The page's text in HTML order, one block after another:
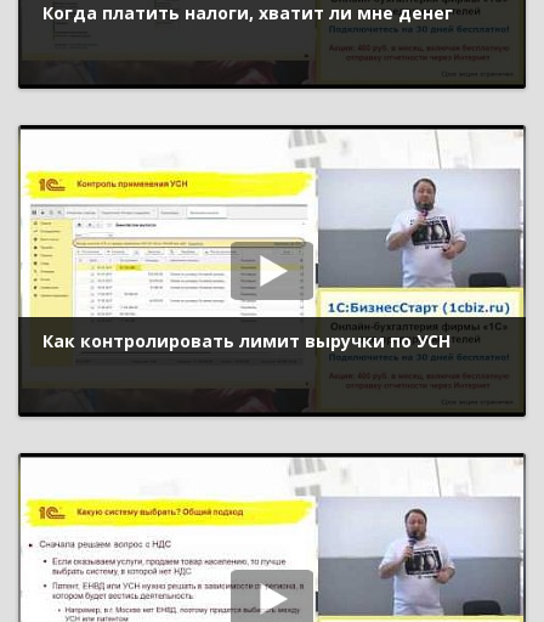
Когда платить налоги, хватит ли мне денег
Как контролировать лимит выручки по УСН